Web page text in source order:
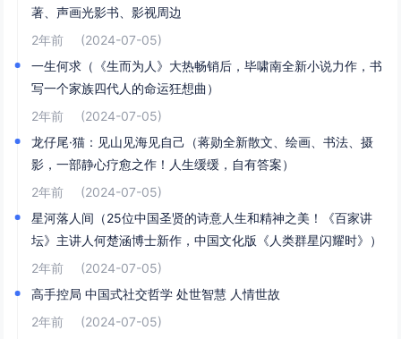
著、声画光影书、影视周边
2年前
(2024-07-05)
一生何求（《生而为人》大热畅销后，毕啸南全新小说力作，书
写一个家族四代人的命运狂想曲）
2年前
(2024-07-05)
龙仔尾·猫：见山见海见自己（蒋勋全新散文、绘画、书法、摄
影，一部静心疗愈之作！人生缓缓，自有答案）
2年前
(2024-07-05)
星河落人间（25位中国圣贤的诗意人生和精神之美！《百家讲
坛》主讲人何楚涵博士新作，中国文化版《人类群星闪耀时》）
2年前
(2024-07-05)
高手控局 中国式社交哲学 处世智慧 人情世故
2年前
(2024-07-05)